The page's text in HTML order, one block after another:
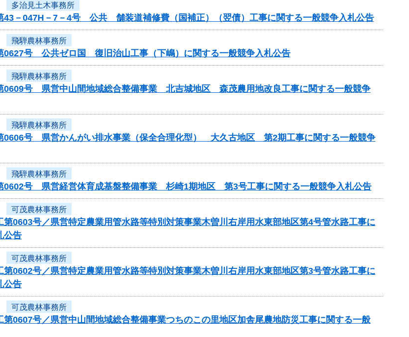
多治見土木事務所
43－047H－7－4号 公共 舗装道補修費（国補正）（翌債）工事に関する一般競争入札公告
飛騨農林事務所
0627号 公共ゼロ国 復旧治山工事（下嶋）に関する一般競争入札公告
飛騨農林事務所
0609号 県営中山間地域総合整備事業 北吉城地区 森茂農用地改良工事に関する一般競争
飛騨農林事務所
0606号 県営かんがい排水事業（保全合理化型） 大久古地区 第2期工事に関する一般競争
飛騨農林事務所
0602号 県営経営体育成基盤整備事業 杉崎1期地区 第3号工事に関する一般競争入札公告
可茂農林事務所
第0603号／県営特定農業用管水路等特別対策事業木曽川右岸用水東部地区第4号管水路工事に
公告
可茂農林事務所
第0602号／県営特定農業用管水路等特別対策事業木曽川右岸用水東部地区第3号管水路工事に
公告
可茂農林事務所
第0607号／県営中山間地域総合整備事業つちのこの里地区加舎尾農地防災工事に関する一般